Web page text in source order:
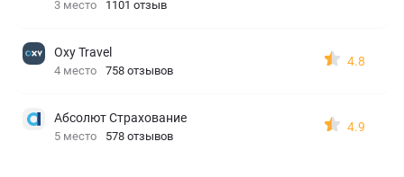
3 место 1101 отзыв
Oxy Travel
4 место 758 отзывов
4.8
Абсолют Страхование
5 место 578 отзывов
4.9